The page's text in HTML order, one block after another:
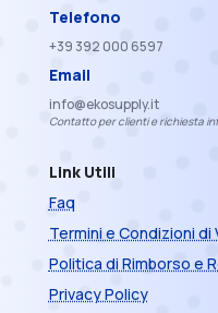
Telefono
+39 392 000 6597
Email
info@ekosupply.it
Contatto per clienti e richiesta
Link Utili
Faq
Termini e Condizioni di
Politica di Rimborso e
Privacy Policy